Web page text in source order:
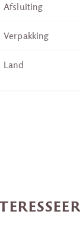
Afsluiting
Verpakking
Land